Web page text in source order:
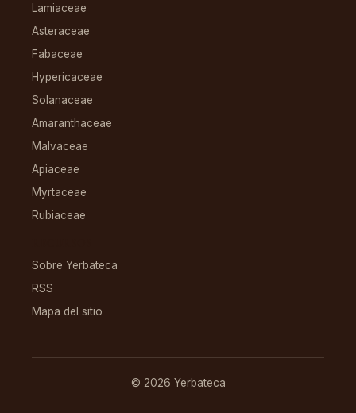
Lamiaceae
Asteraceae
Fabaceae
Hypericaceae
Solanaceae
Amaranthaceae
Malvaceae
Apiaceae
Myrtaceae
Rubiaceae
Sobre Yerbateca
RSS
Mapa del sitio
© 2026 Yerbateca